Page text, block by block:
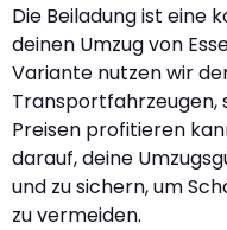
Die Beiladung ist eine
deinen Umzug von
Variante nutzen wir
Transportfahrzeugen,
Preisen profitieren
darauf, deine
und zu sichern, um
zu vermeiden.